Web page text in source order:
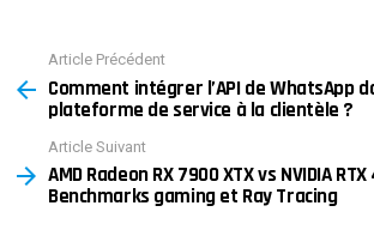
more
Article Précédent
Comment intégrer l’API de WhatsApp
plateforme de service à la clientèle ?
Article Suivant
AMD Radeon RX 7900 XTX vs NVIDIA
Benchmarks gaming et Ray Tracing